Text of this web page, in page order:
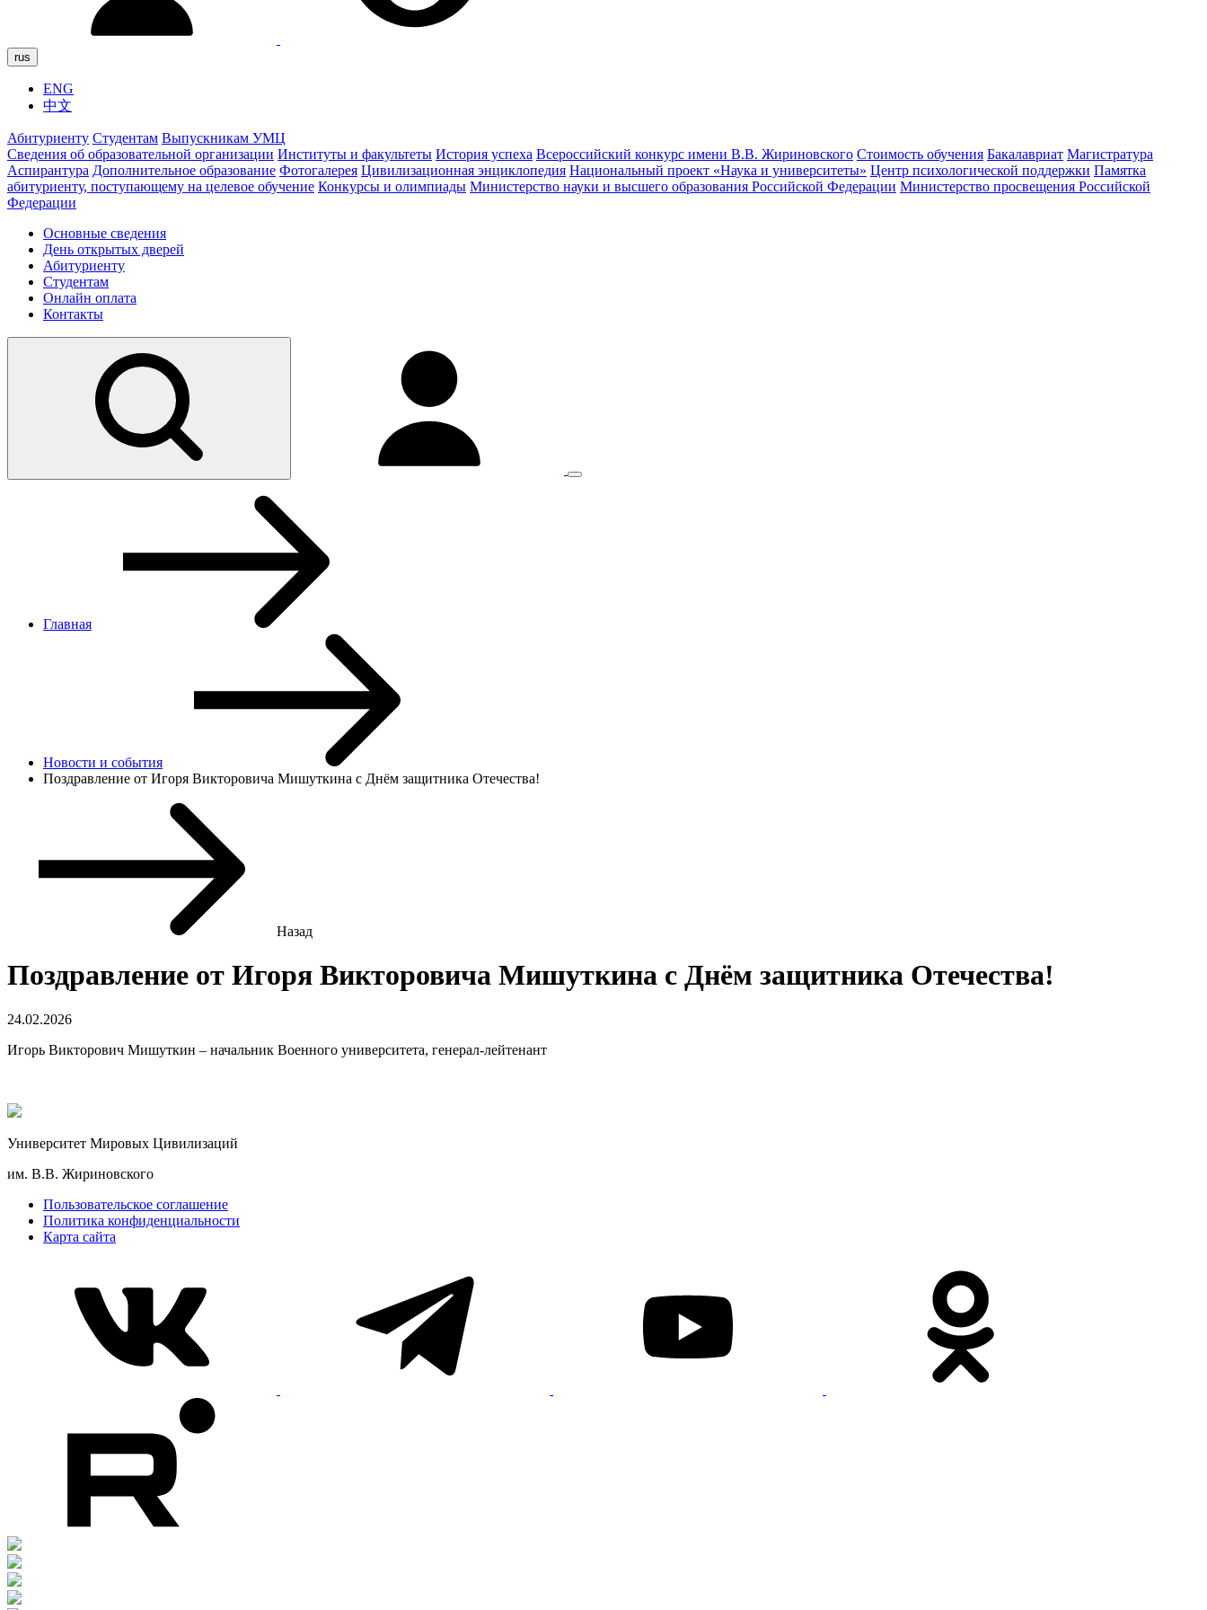
rus
ENG
中文
Абитуриенту Студентам Выпускникам УМЦ
Сведения об образовательной организации Институты и факультеты История успеха Всероссийский конкурс имени В.В. Жириновского Стоимость обучения Бакалавриат Магистратура
Аспирантура Дополнительное образование Фотогалерея Цивилизационная энциклопедия Национальный проект «Наука и университеты» Центр психологической поддержки Памятка
абитуриенту, поступающему на целевое обучение Конкурсы и олимпиады Министерство науки и высшего образования Российской Федерации Министерство просвещения Российской
Федерации
Основные сведения
День открытых дверей
Абитуриенту
Студентам
Онлайн оплата
Контакты
Главная
Новости и cобытия
Поздравление от Игоря Викторовича Мишуткина с Днём защитника Отечества!
Назад
Поздравление от Игоря Викторовича Мишуткина с Днём защитника Отечества!
24.02.2026
Игорь Викторович Мишуткин – начальник Военного университета, генерал-лейтенант
Университет Мировых Цивилизаций
им. В.В. Жириновского
Пользовательское соглашение
Политика конфиденциальности
Карта сайта